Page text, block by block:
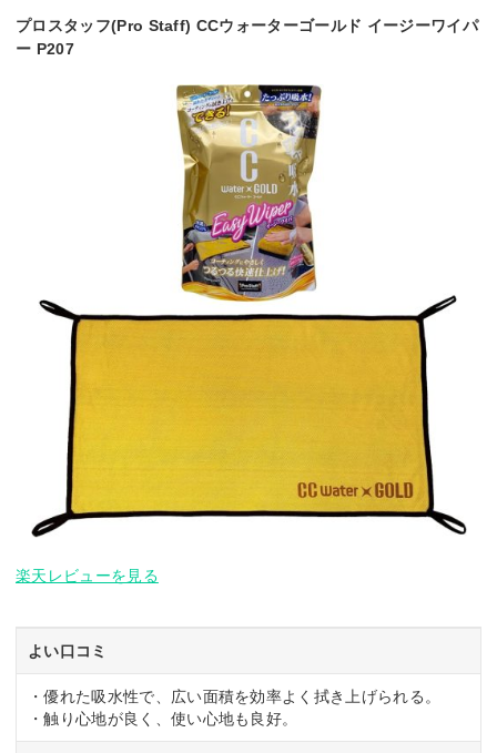
プロスタッフ(Pro Staff) CCウォーターゴールド イージーワイパ
ー P207
楽天レビューを見る
よい口コミ
・優れた吸水性で、広い面積を効率よく拭き上げられる。
・触り心地が良く、使い心地も良好。